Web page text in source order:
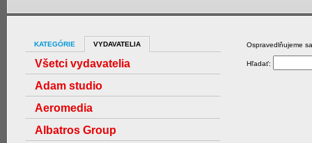
KATEGÓRIE VYDAVATELIA
Všetci vydavatelia
Adam studio
Aeromedia
Albatros Group
Ospravedlňujeme
Hľadať: